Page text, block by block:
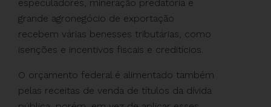
especuladores, mineração predatória e
grande agronegócio de exportação
recebem várias benesses tributárias, como
isenções e incentivos fiscais e creditícios.
O orçamento federal é alimentado também
pelas receitas de venda de títulos da dívida